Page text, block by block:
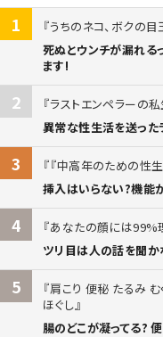
1
うちのネコ、ボクの
死ぬとウンチが漏れる
ます!
2
ラストエンペラーの
異常な性生活を送った
3
『中高年のための性
挿入はいらない?機能
4
あなたの顔には99%
ツリ目は人の話を聞か
5
肩こり 便秘 たるみ む
ほぐし
腸のどこが凝ってる?